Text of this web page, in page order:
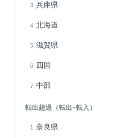
3 兵庫県
4 北海道
5 滋賀県
6 四国
7 中部
転出超過（転出−転入）
1 奈良県